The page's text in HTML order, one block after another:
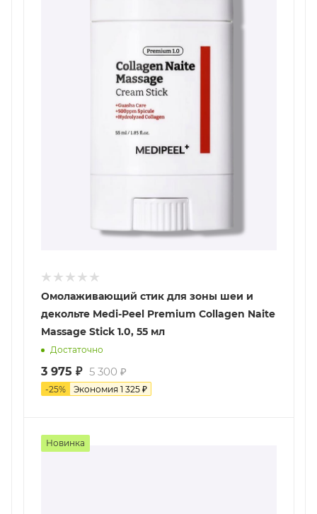
Омолаживающий стик для зоны шеи и
декольте Medi-Peel Premium Collagen Naite
Massage Stick 1.0, 55 мл
Достаточно
3 975 ₽ 5 300 ₽
-25% Экономия 1 325 ₽
Новинка